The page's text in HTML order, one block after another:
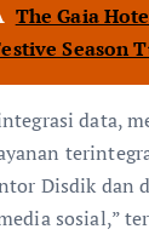
The Gaia
Season
data,
Disdik dan
sosial,”